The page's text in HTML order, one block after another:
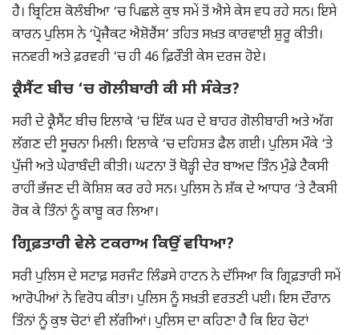
ਹੈ। ਬ੍ਰਿਟਿਸ਼ ਕੋਲੰਬੀਆ ‘ਚ ਪਿਛਲੇ ਕੁਝ ਸਮੇਂ ਤੋਂ ਐਸੇ ਕੇਸ ਵਧ ਰਹੇ ਸਨ। ਇਸੇ
ਕਾਰਨ ਪੁਲਿਸ ਨੇ ‘ਪ੍ਰੋਜੈਕਟ ਐਸ਼ੋਰੈਂਸ’ ਤਹਿਤ ਸਖ਼ਤ ਕਾਰਵਾਈ ਸ਼ੁਰੂ ਕੀਤੀ।
ਜਨਵਰੀ ਅਤੇ ਫ਼ਰਵਰੀ ‘ਚ ਹੀ 46 ਫ਼ਿਰੌਤੀ ਕੇਸ ਦਰਜ ਹੋਏ।
ਕ੍ਰੈਸੈਂਟ ਬੀਚ ‘ਚ ਗੋਲੀਬਾਰੀ ਕੀ ਸੀ ਸੰਕੇਤ?
ਸਰੀ ਦੇ ਕ੍ਰੈਸੈਂਟ ਬੀਚ ਇਲਾਕੇ ‘ਚ ਇੱਕ ਘਰ ਦੇ ਬਾਹਰ ਗੋਲੀਬਾਰੀ ਅਤੇ ਅੱਗ
ਲੱਗਣ ਦੀ ਸੂਚਨਾ ਮਿਲੀ। ਇਲਾਕੇ ‘ਚ ਦਹਿਸ਼ਤ ਫੈਲ ਗਈ। ਪੁਲਿਸ ਮੌਕੇ ‘ਤੇ
ਪੁੱਜੀ ਅਤੇ ਘੇਰਾਬੰਦੀ ਕੀਤੀ। ਘਟਨਾ ਤੋਂ ਥੋੜ੍ਹੀ ਦੇਰ ਬਾਅਦ ਤਿੰਨ ਮੁੰਡੇ ਟੈਕਸੀ
ਰਾਹੀਂ ਭੱਜਣ ਦੀ ਕੋਸ਼ਿਸ਼ ਕਰ ਰਹੇ ਸਨ। ਪੁਲਿਸ ਨੇ ਸ਼ੱਕ ਦੇ ਆਧਾਰ ‘ਤੇ ਟੈਕਸੀ
ਰੋਕ ਕੇ ਤਿੰਨਾਂ ਨੂੰ ਕਾਬੂ ਕਰ ਲਿਆ।
ਗ੍ਰਿਫ਼ਤਾਰੀ ਵੇਲੇ ਟਕਰਾਅ ਕਿਉਂ ਵਧਿਆ?
ਸਰੀ ਪੁਲਿਸ ਦੇ ਸਟਾਫ਼ ਸਰਜੰਟ ਲਿੰਡਸੇ ਹਾਟਨ ਨੇ ਦੱਸਿਆ ਕਿ ਗ੍ਰਿਫ਼ਤਾਰੀ ਸਮੇਂ
ਆਰੋਪੀਆਂ ਨੇ ਵਿਰੋਧ ਕੀਤਾ। ਪੁਲਿਸ ਨੂੰ ਸਖ਼ਤੀ ਵਰਤਣੀ ਪਈ। ਇਸ ਦੌਰਾਨ
ਤਿੰਨਾਂ ਨੂੰ ਕੁਝ ਚੋਟਾਂ ਵੀ ਲੱਗੀਆਂ। ਪੁਲਿਸ ਦਾ ਕਹਿਣਾ ਹੈ ਕਿ ਇਹ ਚੋਟਾਂ